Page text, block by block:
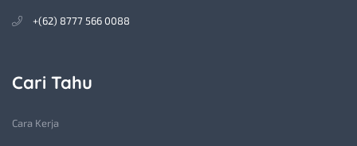
+(62) 8777 566 0088
Cari Tahu
Cara Kerja